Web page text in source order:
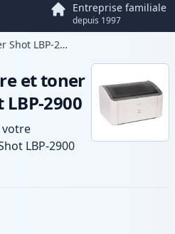
Entreprise familiale
depuis 1997
Laser Shot LBP-2900
et toner
2900
votre
LBP-2900
Profitez
constante et
un stock